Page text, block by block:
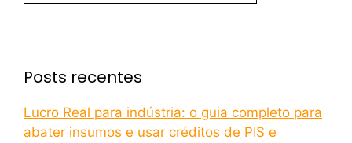
Posts recentes
Lucro Real para indústria: o guia completo para
abater insumos e usar créditos de PIS e